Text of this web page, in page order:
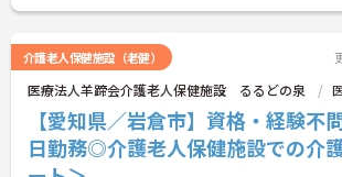
ご興味をお持ちの方はお気軽にお問い合わせく
介護老人保健施設（老健）
医療法人羊蹄会介護老人保健施設 るるどの泉
【愛知県／岩倉市】資格・経験不
日勤務◎介護老人保健施設での介